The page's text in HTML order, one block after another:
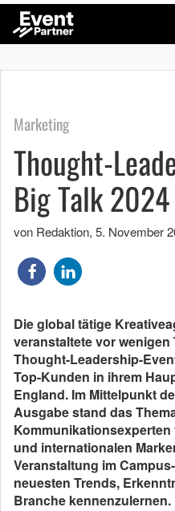
Marketing
Thought-
Big Talk
von Redaktion, 5. November
Die global tätige
veranstaltete vor
Thought-Leadership-
Top-Kunden in ihrem
England. Im Mittelpunkt
Ausgabe stand das
und internationalen
Veranstaltung im
neuesten Trends,
Branche kennenzulernen.